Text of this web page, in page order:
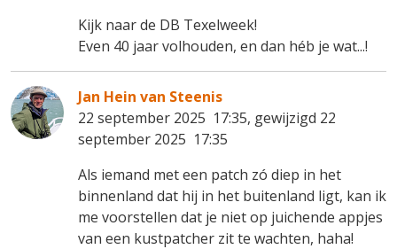
Kijk naar de DB Texelweek!
Even 40 jaar volhouden, en dan héb je wat...!
Jan Hein van Steenis
22 september 2025 17:35, gewijzigd 22
september 2025 17:35
Als iemand met een patch zó diep in het
binnenland dat hij in het buitenland ligt, kan ik
me voorstellen dat je niet op juichende appjes
van een kustpatcher zit te wachten, haha!